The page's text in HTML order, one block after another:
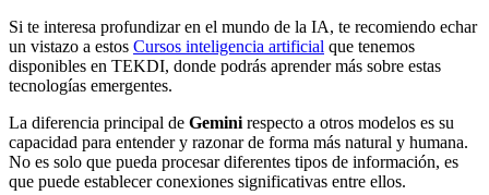
Si te interesa profundizar en el mundo de la IA, te recomiendo echar
un vistazo a estos Cursos inteligencia artificial que tenemos
disponibles en TEKDI, donde podrás aprender más sobre estas
tecnologías emergentes.
La diferencia principal de Gemini respecto a otros modelos es su
capacidad para entender y razonar de forma más natural y humana.
No es solo que pueda procesar diferentes tipos de información, es
que puede establecer conexiones significativas entre ellos.